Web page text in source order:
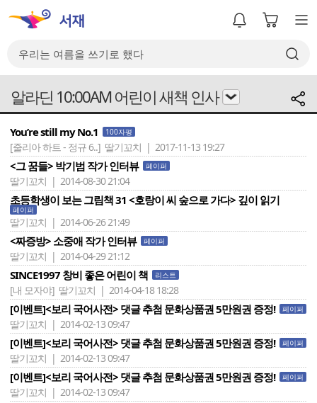
알라딘 10:00AM 어린이 새책 인사
You’re still my No.1 100자평
[줄리아 하트 - 정규 6..] 딸기꼬치 | 2017-11-13 19:27
<그 꿈들> 박기범 작가 인터뷰 페이퍼
딸기꼬치 | 2014-08-30 21:04
초등학생이 보는 그림책 31 <호랑이 씨 숲으로 가다> 깊이 읽기
페이퍼
딸기꼬치 | 2014-06-26 21:49
<짜증방> 소중애 작가 인터뷰 페이퍼
딸기꼬치 | 2014-04-29 21:12
SINCE1997 창비 좋은 어린이 책 리스트
[내 모자야] 딸기꼬치 | 2014-04-18 18:28
[이벤트]<보리 국어사전> 댓글 추첨 문화상품권 5만원권 증정! 페이퍼
딸기꼬치 | 2014-02-13 09:47
[이벤트]<보리 국어사전> 댓글 추첨 문화상품권 5만원권 증정! 페이퍼
딸기꼬치 | 2014-02-13 09:47
[이벤트]<보리 국어사전> 댓글 추첨 문화상품권 5만원권 증정! 페이퍼
딸기꼬치 | 2014-02-13 09:47